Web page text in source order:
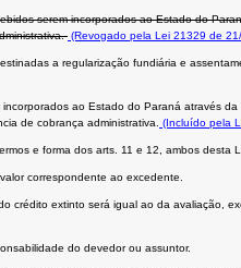
serem incorporados ao Estado do
(Revogado pela Lei 21329 de
a regularização fundiária e
ao Estado do Paraná através
de cobrança administrativa. (Incluído pela
e forma dos arts. 11 e 12, ambos desta
correspondente ao excedente.
crédito extinto será igual ao da avaliação,
do devedor ou assuntor.